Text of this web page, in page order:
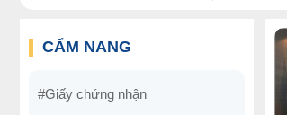
CẨM NANG
#Giấy chứng nhận